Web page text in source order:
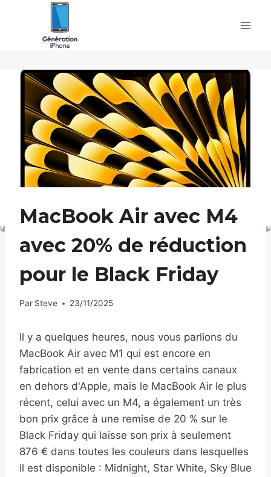
MacBook Air avec M4
avec 20% de réduction
pour le Black Friday
Par Steve 23/11/2025
Il y a quelques heures, nous vous parlions du
MacBook Air avec M1 qui est encore en
fabrication et en vente dans certains canaux
en dehors d'Apple, mais le MacBook Air le plus
récent, celui avec un M4, a également un très
bon prix grâce à une remise de 20 % sur le
Black Friday qui laisse son prix à seulement
876 € dans toutes les couleurs dans lesquelles
il est disponible : Midnight, Star White, Sky Blue